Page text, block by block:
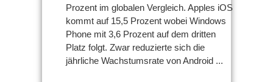
Prozent im globalen Vergleich. Apples iOS
kommt auf 15,5 Prozent wobei Windows
Phone mit 3,6 Prozent auf dem dritten
Platz folgt. Zwar reduzierte sich die
jährliche Wachstumsrate von Android ...